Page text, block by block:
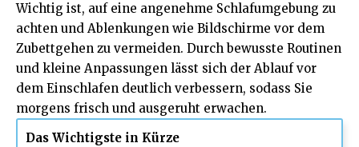
Wichtig ist, auf eine angenehme Schlafumgebung zu
achten und Ablenkungen wie Bildschirme vor dem
Zubettgehen zu vermeiden. Durch bewusste Routinen
und kleine Anpassungen lässt sich der Ablauf vor
dem Einschlafen deutlich verbessern, sodass Sie
morgens frisch und ausgeruht erwachen.
Das Wichtigste in Kürze